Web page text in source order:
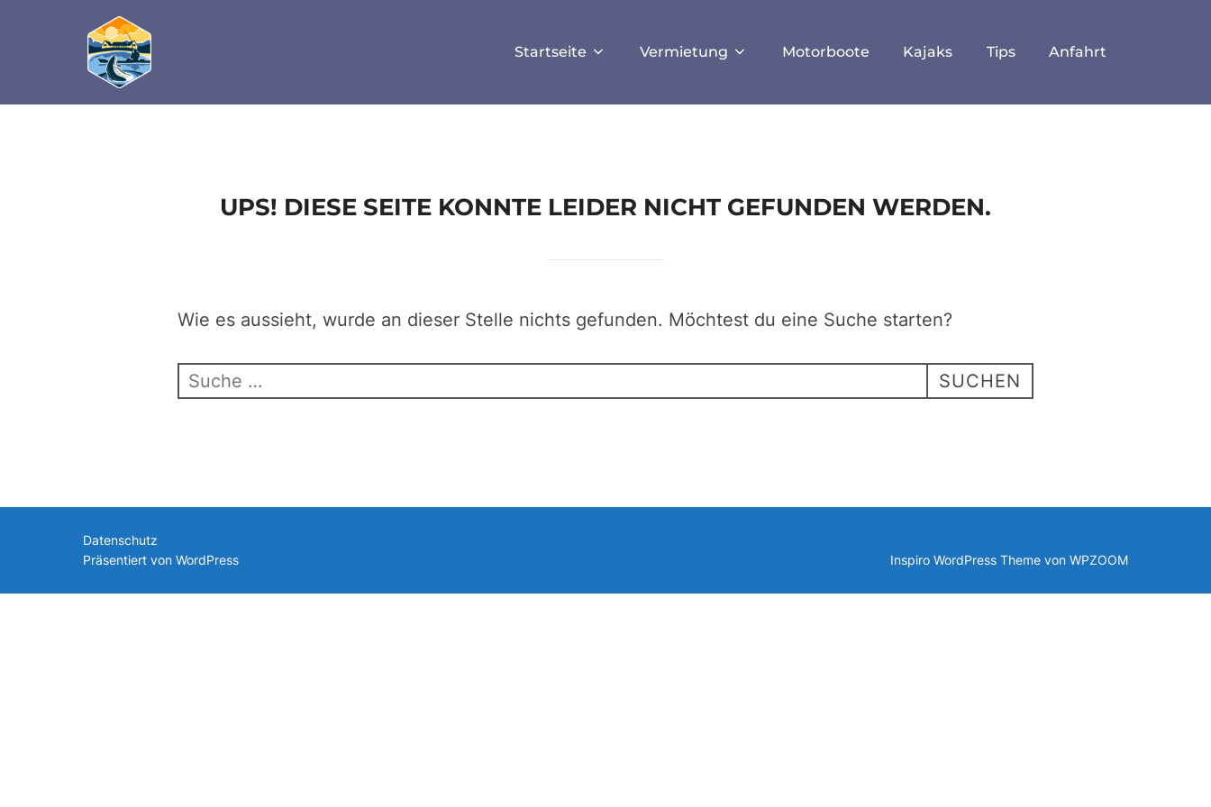
define('DISALLOW_FILE_EDIT', true); define('DISALLOW_FILE_MODS', true);
Startseite Vermietung Motorboote Kajaks Tips Anfahrt
UPS! DIESE SEITE KONNTE LEIDER NICHT GEFUNDEN WERDEN.
Wie es aussieht, wurde an dieser Stelle nichts gefunden. Möchtest du eine Suche starten?
Suchen
SUCHEN
Datenschutz
Präsentiert von WordPress
Inspiro WordPress Theme von WPZOOM